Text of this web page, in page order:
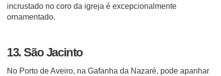
incrustado no coro da igreja é excepcionalmente
ornamentado.
13. São Jacinto
No Porto de Aveiro, na Gafanha da Nazaré, pode apanhar